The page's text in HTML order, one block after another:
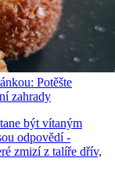
Potěšte
zahrady
být vítaným
odpovědí -
zmizí z talíře dřív,